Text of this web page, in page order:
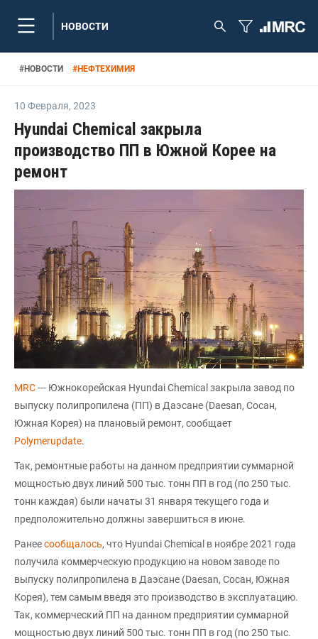
НОВОСТИ
#НОВОСТИ #НЕФТЕХИМИЯ
10 Февраля, 2023
Hyundai Chemical закрыла
производство ПП в Южной Корее на
ремонт
MRC--- Южнокорейская Hyundai Chemical закрыла завод по
выпуску полипропилена (ПП) в Даэсане (Daesan, Сосан,
Южная Корея) на плановый ремонт, сообщает
Polymerupdate.
Так, ремонтные работы на данном предприятии суммарной
мощностью двух линий 500 тыс. тонн ПП в год (по 250 тыс.
тонн каждая) были начаты 31 января текущего года и
предположительно должны завершиться в июне.
Ранеесообщалось, что Hyundai Chemical в ноябре 2021 года
получила коммерческую продукцию на новом заводе по
выпуску полипропилена в Даэсане (Daesan, Сосан, Южная
Корея), тем самым введя это производство в эксплуатацию.
Так, коммерческий ПП на данном предприятии суммарной
мощностью двух линий 500 тыс. тонн ПП в год (по 250 тыс.